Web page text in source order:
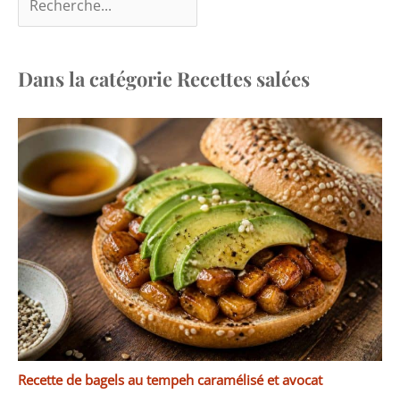
objectif de s’assurer que
Dans la catégorie Recettes salées
Recette de bagels au tempeh caramélisé et avocat